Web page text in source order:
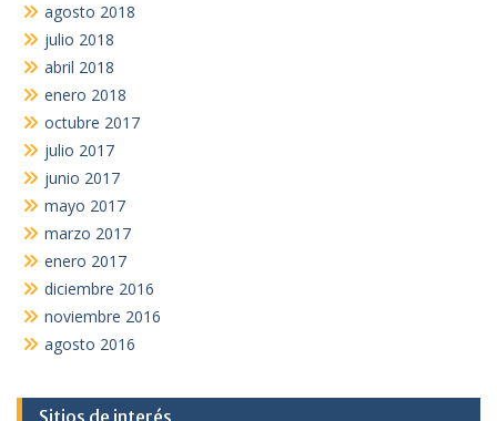
agosto 2018
julio 2018
abril 2018
enero 2018
octubre 2017
julio 2017
junio 2017
mayo 2017
marzo 2017
enero 2017
diciembre 2016
noviembre 2016
agosto 2016
Sitios de interés